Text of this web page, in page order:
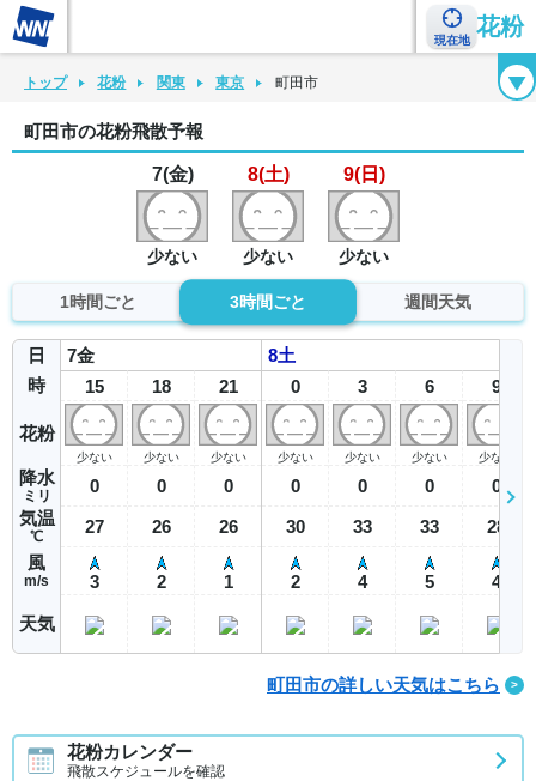
現在地
花粉
花粉カレンダー 花粉図鑑 花粉症チェックシート 花粉症ハンドブック
トップ 花粉 関東 東京 町田市
町田市の花粉飛散予報
7(金)
少ない
8(土)
少ない
9(日)
少ない
1時間ごと 3時間ごと 週間天気
日
時
花粉
降水
ミリ
気温
℃
風
m/s
天気
7金
15
少ない
0
27
3
18
少ない
0
26
2
21
少ない
0
26
1
8土
0
少ない
0
30
2
3
少ない
0
33
4
6
少ない
0
33
5
9
少ない
0
28
4
町田市の詳しい天気はこちら
花粉カレンダー
飛散スケジュールを確認